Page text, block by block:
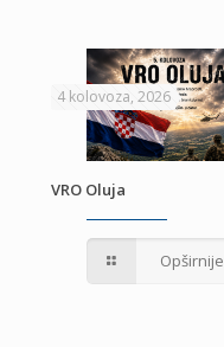
4 kolovoza, 2026
VRO Oluja
Opširnije